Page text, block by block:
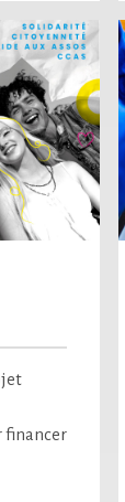
financer